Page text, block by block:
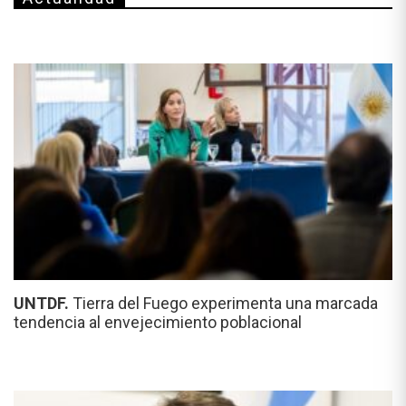
UNTDF. Tierra del Fuego experimenta una marcada
tendencia al envejecimiento poblacional